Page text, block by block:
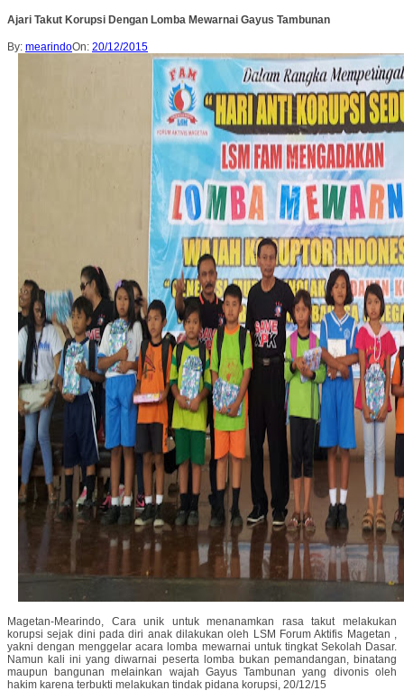
Ajari Takut Korupsi Dengan Lomba Mewarnai Gayus Tambunan
By: mearindoOn: 20/12/2015
Magetan-Mearindo, Cara unik untuk menanamkan rasa takut melakukan
korupsi sejak dini pada diri anak dilakukan oleh LSM Forum Aktifis Magetan ,
yakni dengan menggelar acara lomba mewarnai untuk tingkat Sekolah Dasar.
Namun kali ini yang diwarnai peserta lomba bukan pemandangan, binatang
maupun bangunan melainkan wajah Gayus Tambunan yang divonis oleh
hakim karena terbukti melakukan tindak pidana korupsi, 20/12/15